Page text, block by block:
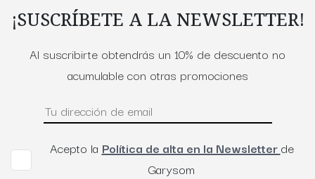
¡SUSCRÍBETE A LA NEWSLETTER!
Al suscribirte obtendrás un 10% de descuento no
acumulable con otras promociones
Acepto la Política de alta en la Newsletterde
Garysom